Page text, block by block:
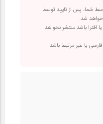
شما، پس از تایید توسط
شد.
افترا باشد منتشر نخواهد
فارسی یا غیر مرتبط باشد